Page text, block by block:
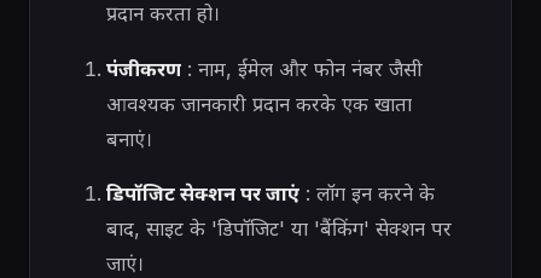
प्रदान करता हो।
पंजीकरण: नाम, ईमेल और फोन नंबर जैसी
आवश्यक जानकारी प्रदान करके एक खाता
बनाएं।
डिपॉजिट सेक्शन पर जाएं: लॉग इन करने के
बाद, साइट के 'डिपॉजिट' या 'बैंकिंग' सेक्शन पर
जाएं।